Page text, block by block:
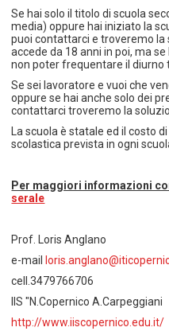
Se hai solo il titolo di scuola
media) oppure hai iniziato la
puoi contattarci e troveremo la
accede da 18 anni in poi, ma
non poter frequentare il diurno
Se sei lavoratore e vuoi che
oppure se hai anche solo dei
contattarci troveremo la
La scuola è statale ed il costo
scolastica prevista in ogni
Per maggiori informazioni
serale
Prof. Loris Anglano
e-mail
cell.3479766706
IIS "N.Copernico A.Carpeggiani
http://www.iiscopernico.edu.it/